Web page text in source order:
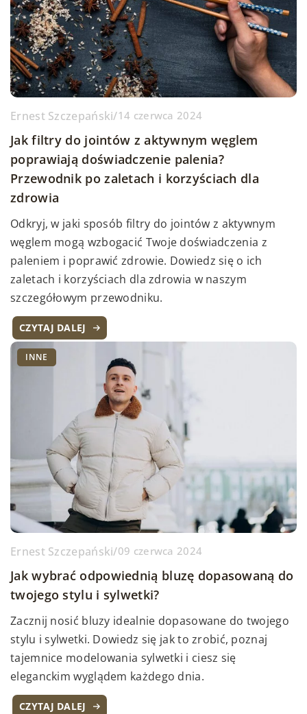
Ernest Szczepański/14 czerwca 2024
Jak filtry do jointów z aktywnym węglem
poprawiają doświadczenie palenia?
Przewodnik po zaletach i korzyściach dla
zdrowia
Odkryj, w jaki sposób filtry do jointów z aktywnym
węglem mogą wzbogacić Twoje doświadczenia z
paleniem i poprawić zdrowie. Dowiedz się o ich
zaletach i korzyściach dla zdrowia w naszym
szczegółowym przewodniku.
CZYTAJ DALEJ
INNE
Ernest Szczepański/09 czerwca 2024
Jak wybrać odpowiednią bluzę dopasowaną do
twojego stylu i sylwetki?
Zacznij nosić bluzy idealnie dopasowane do twojego
stylu i sylwetki. Dowiedz się jak to zrobić, poznaj
tajemnice modelowania sylwetki i ciesz się
eleganckim wyglądem każdego dnia.
CZYTAJ DALEJ